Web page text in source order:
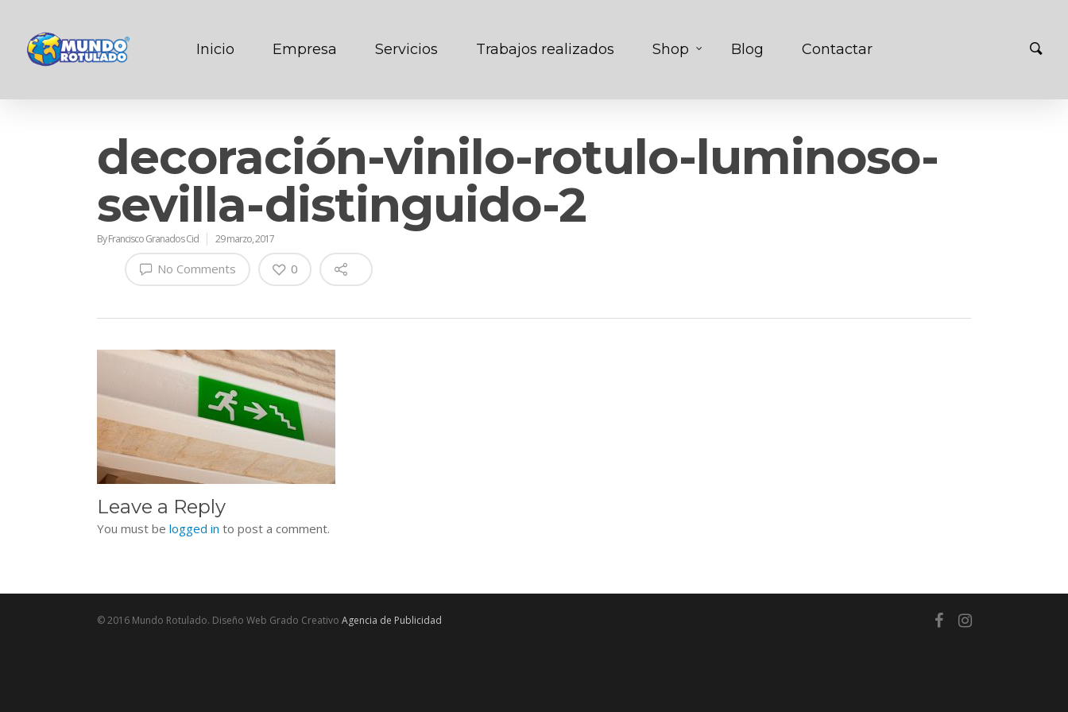
Inicio Empresa Servicios Trabajos realizados Shop Blog Contactar
decoración-vinilo-rotulo-luminoso-
sevilla-distinguido-2
ByFrancisco Granados Cid 29 marzo, 2017
No Comments 0
Leave a Reply
You must be logged in to post a comment.
© 2016 Mundo Rotulado. Diseño Web Grado Creativo Agencia de Publicidad